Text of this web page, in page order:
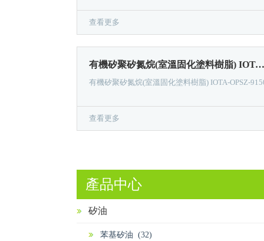
查看更多
有機矽聚矽氮烷(室溫固化塗料樹脂) IOTA-OPSZ-9150
有機矽聚矽氮烷(室溫固化塗料樹脂) IOTA-OPSZ-
查看更多
產品中心
矽油
苯基矽油 (32)